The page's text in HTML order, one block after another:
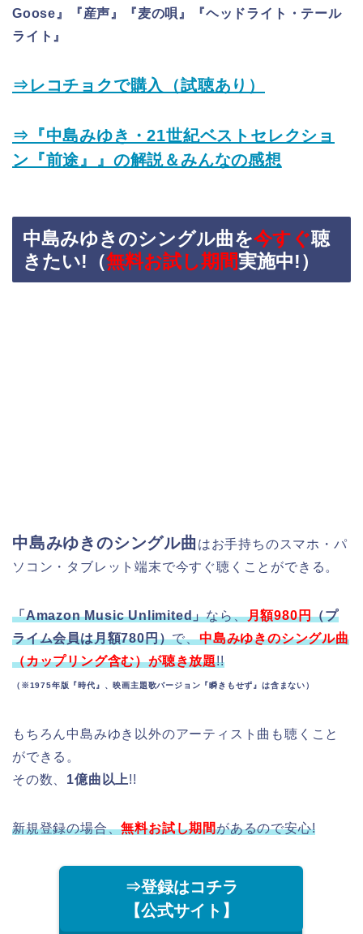
Goose』『産声』『麦の唄』『ヘッドライト・テール
ライト』
⇒レコチョクで購入（試聴あり）
⇒『中島みゆき・21世紀ベストセレクショ
ン『前途』』の解説＆みんなの感想
中島みゆきのシングル曲を今すぐ聴
きたい!（無料お試し期間実施中!）
中島みゆきのシングル曲 はお手持ちのスマホ・パ
ソコン・タブレット端末で今すぐ聴くことができる。
「Amazon Music Unlimited」なら、月額980円（プ
ライム会員は月額780円）で、中島みゆきのシングル曲
（カップリング含む）が聴き放題!!
（※1975年版『時代』、映画主題歌バージョン『瞬きもせず』は含まない）
もちろん中島みゆき以外のアーティスト曲も聴くこと
ができる。
その数、 1億曲以上!!
新規登録の場合、無料お試し期間があるので安心!
⇒登録はコチラ
【公式サイト】